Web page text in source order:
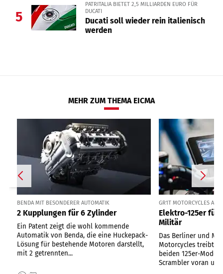
5
PATRITALIA BIETET 2,5 MILLIARDEN EURO FÜR
DUCATI
Ducati soll wieder rein italienisch
werden
MEHR ZUM THEMA EICMA
BENDA MIT BESONDERER AUTOMATIK
2 Kupplungen für 6 Zylinder
Ein Patent zeigt die wohl kommende
Automatik von Benda, die eine Huckepack-
Lösung für bestehende Motoren darstellt,
mit 2 getrennten...
GR1T MOTORCYCLES
Elektro-125er für
Militär
Das Berliner und
Motorcycles treibt
beiden 125er-
Scrambler voran